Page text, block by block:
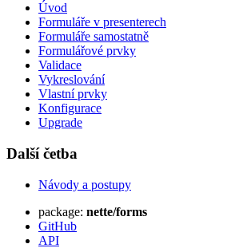
Úvod
Formuláře v presenterech
Formuláře samostatně
Formulářové prvky
Validace
Vykreslování
Vlastní prvky
Konfigurace
Upgrade
Další četba
Návody a postupy
package: nette/forms
GitHub
API